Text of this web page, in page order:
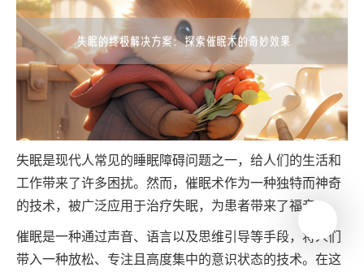
失眠是现代人常见的睡眠障碍问题之一，给人们的生活和
工作带来了许多困扰。然而，催眠术作为一种独特而神奇
的技术，被广泛应用于治疗失眠，为患者带来了福音。
催眠是一种通过声音、语言以及思维引导等手段，将人们
带入一种放松、专注且高度集中的意识状态的技术。在这